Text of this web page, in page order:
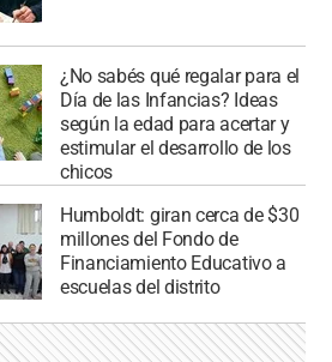
¿No sabés qué regalar para el
Día de las Infancias? Ideas
según la edad para acertar y
estimular el desarrollo de los
chicos
Humboldt: giran cerca de $30
millones del Fondo de
Financiamiento Educativo a
escuelas del distrito